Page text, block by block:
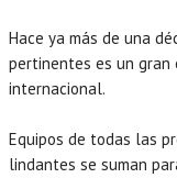
Hace ya más de una
pertinentes es un gran
internacional.
Equipos de todas las
lindantes se suman